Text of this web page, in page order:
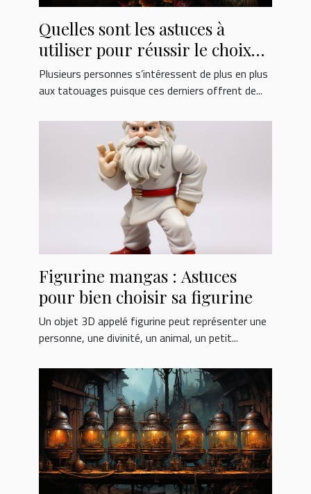
Quelles sont les astuces à
utiliser pour réussir le choix
d’un kit de tatouage ?
Plusieurs personnes s’intéressent de plus en plus
aux tatouages puisque ces derniers offrent de...
Figurine mangas : Astuces
pour bien choisir sa figurine
Un objet 3D appelé figurine peut représenter une
personne, une divinité, un animal, un petit...